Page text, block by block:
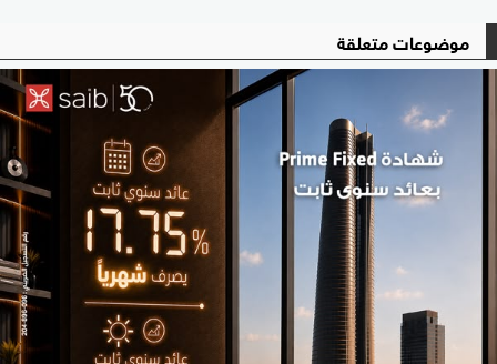
موضوعات متعلقة